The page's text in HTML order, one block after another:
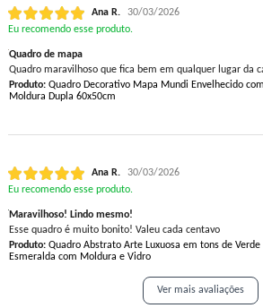
Ana R.
30/03/2026
Eu recomendo esse produto.
Quadro de mapa
Quadro maravilhoso que fica bem em qualquer lugar da
Produto:Quadro Decorativo Mapa Mundi Envelhecido com
Moldura Dupla 60x50cm
Ana R.
30/03/2026
Eu recomendo esse produto.
Maravilhoso! Lindo mesmo!
Esse quadro é muito bonito! Valeu cada centavo
Produto:Quadro Abstrato Arte Luxuosa em tons de Verde
Esmeralda com Moldura e Vidro
Ver mais avaliações